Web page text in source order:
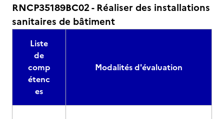
RNCP35189BC02 - Réaliser des installations
sanitaires de bâtiment
Liste
de
comp
étenc
es
Modalités d'évaluation